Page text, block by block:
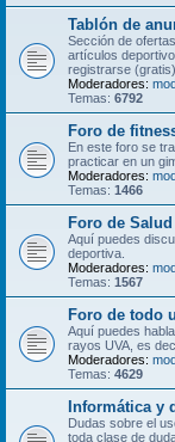
Tablón de
Sección de
artículos
registrarse
Moderadores:
Temas: 6792
Foro de
En este foro se
practicar en un
Moderadores:
Temas: 1466
Foro de
Aquí puedes
deportiva.
Moderadores:
Temas: 1567
Foro de todo
Aquí puedes
rayos UVA, es
Moderadores:
Temas: 4629
Informática y
Dudas sobre el
toda clase de